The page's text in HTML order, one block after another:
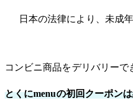
日本の法律により、未成
コンビニ商品をデリバリー
とくにmenuの初回クーポン